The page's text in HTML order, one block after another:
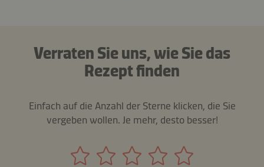
Verraten Sie uns, wie Sie das
Rezept finden
Einfach auf die Anzahl der Sterne klicken, die Sie
vergeben wollen. Je mehr, desto besser!